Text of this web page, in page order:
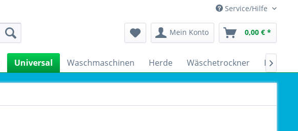
Service/Hilfe
Mein Konto 0,00 € *
Universal Waschmaschinen Herde Wäschetrockner 